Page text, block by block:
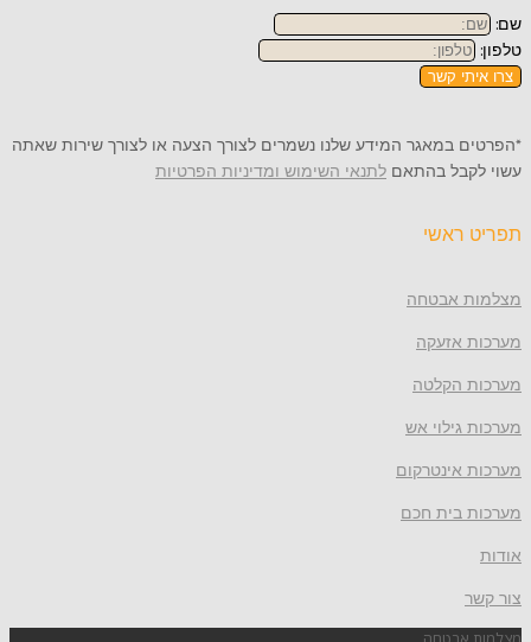
קשר
במאגר המידע שלנו נשמרים לצורך הצעה או לצורך שירות שאתה
בהתאם לתנאי השימוש ומדיניות הפרטיות
ראשי
אבטחה
אזעקה
הקלטה
אש
אינטרקום
בית חכם